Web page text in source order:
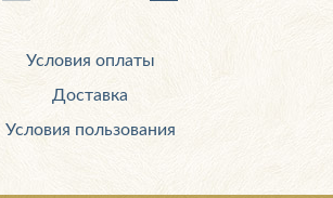
Условия оплаты
Доставка
Условия пользования